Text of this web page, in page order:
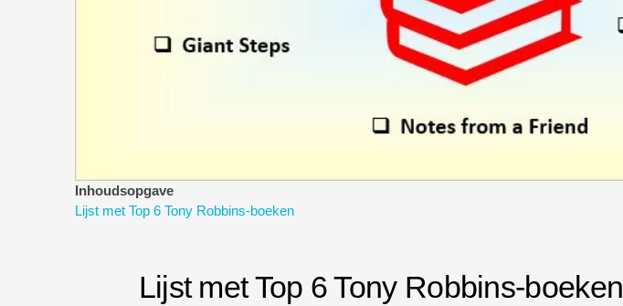
Inhoudsopgave
Lijst met Top 6 Tony Robbins-boeken
Lijst met Top 6 Tony Robbins-boeken